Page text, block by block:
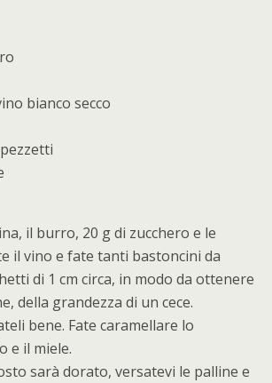
bianco secco
il burro, 20 g di zucchero e le
il vino e fate tanti bastoncini da
di 1 cm circa, in modo da ottenere
della grandezza di un cece.
bene. Fate caramellare lo
e il miele.
sarà dorato, versatevi le palline e